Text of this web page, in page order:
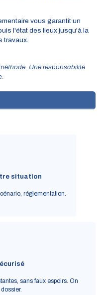
vous garantit un
l'état des lieux jusqu'à la
travaux.
Une responsabilité
situation
réglementation.
sans faux espoirs. On